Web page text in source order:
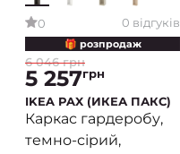
0 0 відгуків
🎁 розпродаж
6 046 грн
5 257грн
IKEA PAX (ИКЕА ПАКС)
Каркас гардеробу,
темно-сірий,